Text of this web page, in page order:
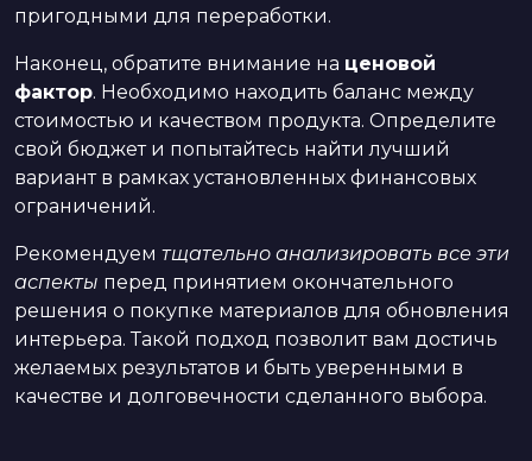
пригодными для переработки.
Наконец, обратите внимание на ценовой
фактор. Необходимо находить баланс между
стоимостью и качеством продукта. Определите
свой бюджет и попытайтесь найти лучший
вариант в рамках установленных финансовых
ограничений.
Рекомендуем тщательно анализировать все эти
аспекты перед принятием окончательного
решения о покупке материалов для обновления
интерьера. Такой подход позволит вам достичь
желаемых результатов и быть уверенными в
качестве и долговечности сделанного выбора.